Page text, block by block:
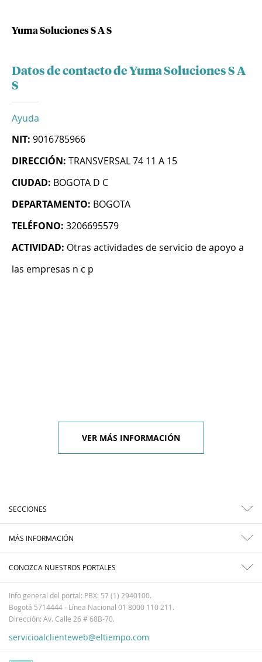
Yuma Soluciones S A S
Datos de contacto de Yuma Soluciones S A
S
Ayuda
NIT: 9016785966
DIRECCIÓN: TRANSVERSAL 74 11 A 15
CIUDAD: BOGOTA D C
DEPARTAMENTO: BOGOTA
TELÉFONO: 3206695579
ACTIVIDAD: Otras actividades de servicio de apoyo a
las empresas n c p
VER MÁS INFORMACIÓN
SECCIONES
MÁS INFORMACIÓN
CONOZCA NUESTROS PORTALES
Info general del portal: PBX: 57 (1) 2940100.
Bogotá 5714444 - Línea Nacional 01 8000 110 211.
Dirección: Av. Calle 26 # 68B-70.
servicioalclienteweb@eltiempo.com